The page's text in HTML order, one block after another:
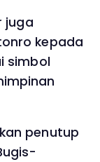
juga
kepada
simbol
penutup